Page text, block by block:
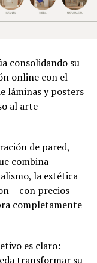
consolidando su
online con el
láminas y posters
al arte
de pared,
combina
la estética
con precios
completamente
es claro:
transformar su